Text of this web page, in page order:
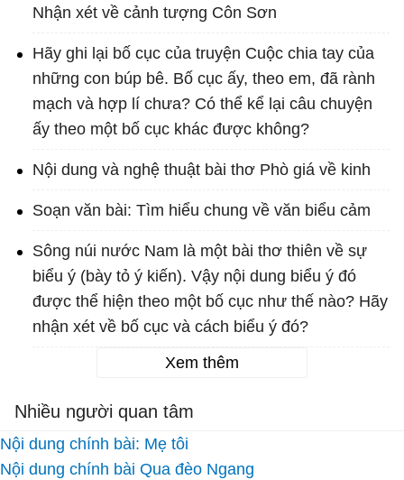
Nhận xét về cảnh tượng Côn Sơn
Hãy ghi lại bố cục của truyện Cuộc chia tay của
những con búp bê. Bố cục ấy, theo em, đã rành
mạch và hợp lí chưa? Có thể kể lại câu chuyện
ấy theo một bố cục khác được không?
Nội dung và nghệ thuật bài thơ Phò giá về kinh
Soạn văn bài: Tìm hiểu chung về văn biểu cảm
Sông núi nước Nam là một bài thơ thiên về sự
biểu ý (bày tỏ ý kiến). Vậy nội dung biểu ý đó
được thể hiện theo một bố cục như thế nào? Hãy
nhận xét về bố cục và cách biểu ý đó?
Xem thêm
Nhiều người quan tâm
Nội dung chính bài: Mẹ tôi
Nội dung chính bài Qua đèo Ngang